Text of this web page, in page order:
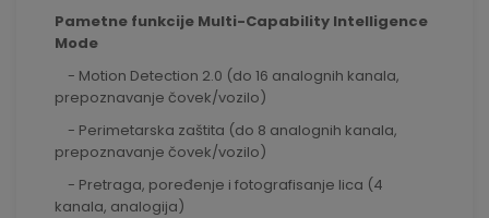
Pametne funkcije Multi-Capability Intelligence
Mode
- Motion Detection 2.0 (do 16 analognih kanala,
prepoznavanje čovek/vozilo)
- Perimetarska zaštita (do 8 analognih kanala,
prepoznavanje čovek/vozilo)
- Pretraga, poređenje i fotografisanje lica (4
kanala, analogija)